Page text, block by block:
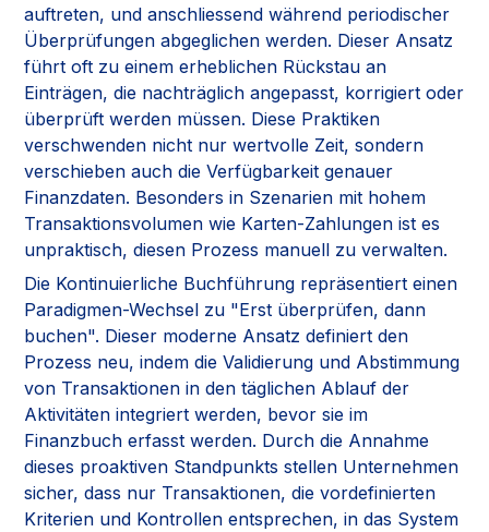
auftreten, und anschliessend während periodischer
Überprüfungen abgeglichen werden. Dieser Ansatz
führt oft zu einem erheblichen Rückstau an
Einträgen, die nachträglich angepasst, korrigiert oder
überprüft werden müssen. Diese Praktiken
verschwenden nicht nur wertvolle Zeit, sondern
verschieben auch die Verfügbarkeit genauer
Finanzdaten. Besonders in Szenarien mit hohem
Transaktionsvolumen wie Karten-Zahlungen ist es
unpraktisch, diesen Prozess manuell zu verwalten.
Die Kontinuierliche Buchführung repräsentiert einen
Paradigmen-Wechsel zu "Erst überprüfen, dann
buchen". Dieser moderne Ansatz definiert den
Prozess neu, indem die Validierung und Abstimmung
von Transaktionen in den täglichen Ablauf der
Aktivitäten integriert werden, bevor sie im
Finanzbuch erfasst werden. Durch die Annahme
dieses proaktiven Standpunkts stellen Unternehmen
sicher, dass nur Transaktionen, die vordefinierten
Kriterien und Kontrollen entsprechen, in das System